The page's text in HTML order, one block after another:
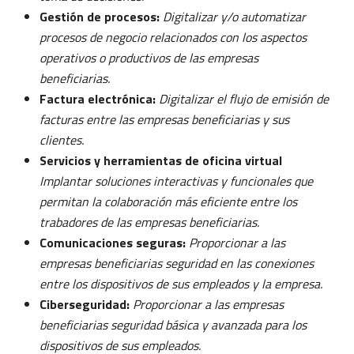
Gestión de procesos: Digitalizar y/o automatizar
procesos de negocio relacionados con los aspectos
operativos o productivos de las empresas
beneficiarias.
Factura electrónica: Digitalizar el flujo de emisión de
facturas entre las empresas beneficiarias y sus
clientes.
Servicios y herramientas de oficina virtual
Implantar soluciones interactivas y funcionales que
permitan la colaboración más eficiente entre los
trabadores de las empresas beneficiarias.
Comunicaciones seguras: Proporcionar a las
empresas beneficiarias seguridad en las conexiones
entre los dispositivos de sus empleados y la empresa.
Ciberseguridad: Proporcionar a las empresas
beneficiarias seguridad básica y avanzada para los
dispositivos de sus empleados.